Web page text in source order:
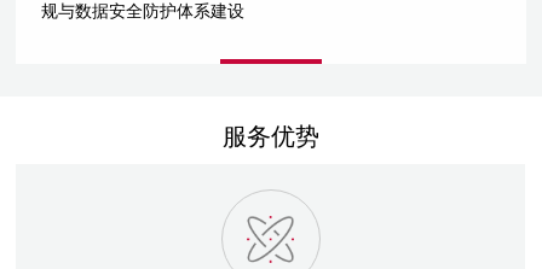
规与数据安全防护体系建设
服务优势